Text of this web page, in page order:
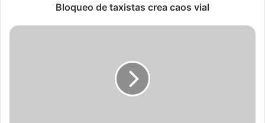
Bloqueo de taxistas crea caos vial